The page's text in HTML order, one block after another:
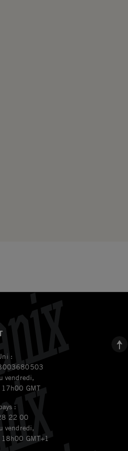
:
vendredi,
GMT
:
22 00
vendredi,
GMT+1